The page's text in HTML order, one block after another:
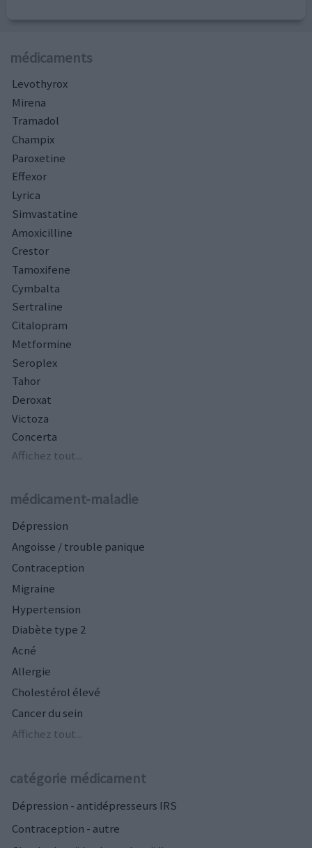
médicaments
Levothyrox
Mirena
Tramadol
Champix
Paroxetine
Effexor
Lyrica
Simvastatine
Amoxicilline
Crestor
Tamoxifene
Cymbalta
Sertraline
Citalopram
Metformine
Seroplex
Tahor
Deroxat
Victoza
Concerta
Affichez tout...
médicament-maladie
Dépression
Angoisse / trouble panique
Contraception
Migraine
Hypertension
Diabète type 2
Acné
Allergie
Cholestérol élevé
Cancer du sein
Affichez tout...
catégorie médicament
Dépression - antidépresseurs IRS
Contraception - autre